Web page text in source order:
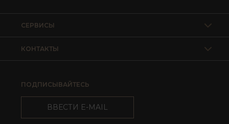
КОНТАКТЫ
СЕРВИСЫ
ПОДПИСЫВАЙТЕСЬ
ВВЕСТИ E-MAIL